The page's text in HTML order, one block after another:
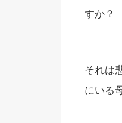
すか？
それは
にいる